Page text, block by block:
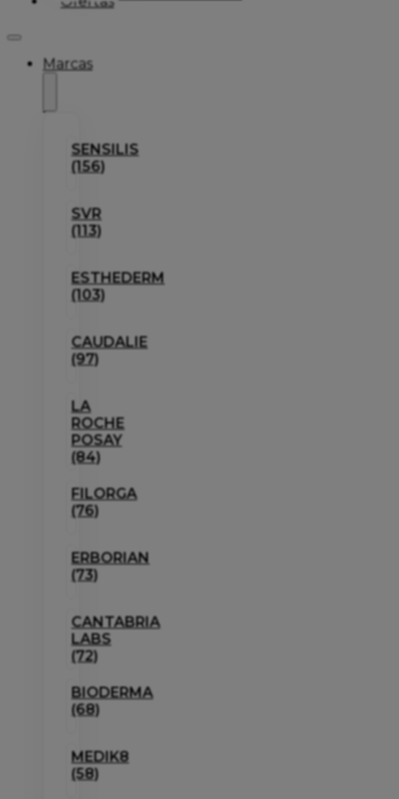
Marcas
SENSILIS
(156)
SVR
(113)
ESTHEDERM
(103)
CAUDALIE
(97)
LA
ROCHE
POSAY
(84)
FILORGA
(76)
ERBORIAN
(73)
CANTABRIA
LABS
(72)
BIODERMA
(68)
MEDIK8
(58)